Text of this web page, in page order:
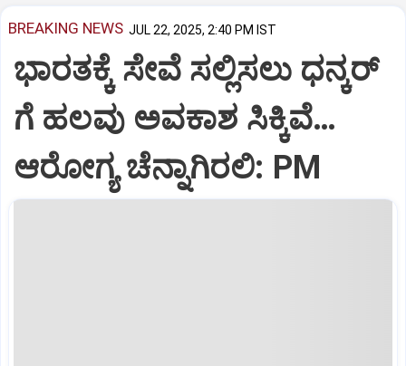
BREAKING NEWS JUL 22, 2025, 2:40 PM IST
ಭಾರತಕ್ಕೆ ಸೇವೆ ಸಲ್ಲಿಸಲು ಧನ್ಕರ್‌
ಗೆ ಹಲವು ಅವಕಾಶ ಸಿಕ್ಕಿವೆ…
ಆರೋಗ್ಯ ಚೆನ್ನಾಗಿರಲಿ: PM